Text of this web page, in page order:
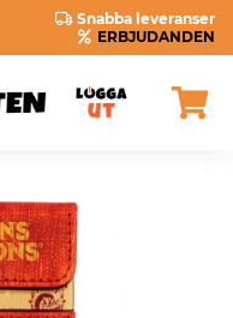
Snabba leveranser
ERBJUDANDEN